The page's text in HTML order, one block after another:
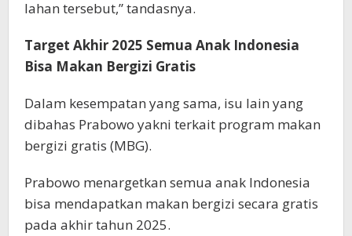
lahan tersebut,” tandasnya.
Target Akhir 2025 Semua Anak Indonesia
Bisa Makan Bergizi Gratis
Dalam kesempatan yang sama, isu lain yang
dibahas Prabowo yakni terkait program makan
bergizi gratis (MBG).
Prabowo menargetkan semua anak Indonesia
bisa mendapatkan makan bergizi secara gratis
pada akhir tahun 2025.